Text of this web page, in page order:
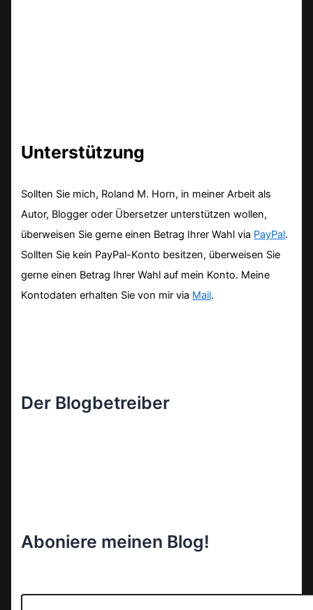
Unterstützung
Sollten Sie mich, Roland M. Horn, in meiner Arbeit als
Autor, Blogger oder Übersetzer unterstützen wollen,
überweisen Sie gerne einen Betrag Ihrer Wahl via PayPal.
Sollten Sie kein PayPal-Konto besitzen, überweisen Sie
gerne einen Betrag Ihrer Wahl auf mein Konto. Meine
Kontodaten erhalten Sie von mir via Mail.
Der Blogbetreiber
Aboniere meinen Blog!